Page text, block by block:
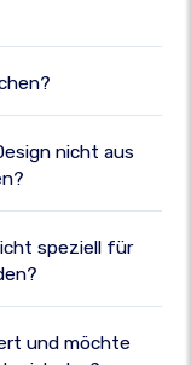
nicht aus
speziell für
und möchte